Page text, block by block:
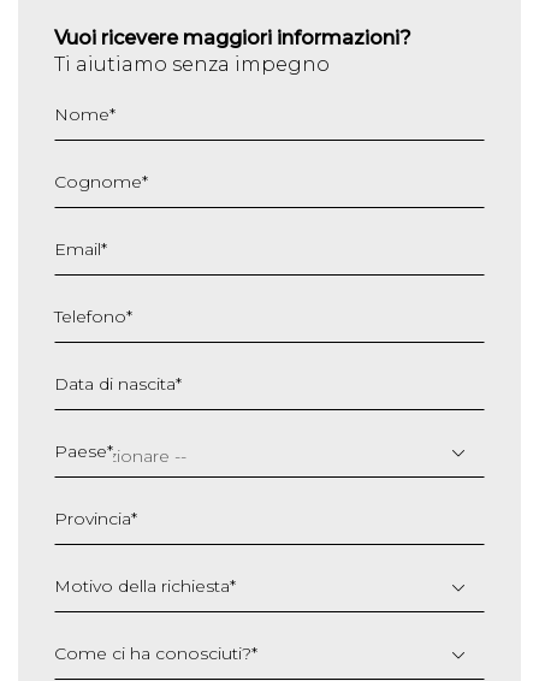
Vuoi ricevere maggiori informazioni?
Ti aiutiamo senza impegno
Nome*
Cognome*
Email*
Telefono*
Data di nascita*
slash
MM
AAAA
Paese*
Provincia*
Motivo della richiesta*
Come ci ha conosciuti?*